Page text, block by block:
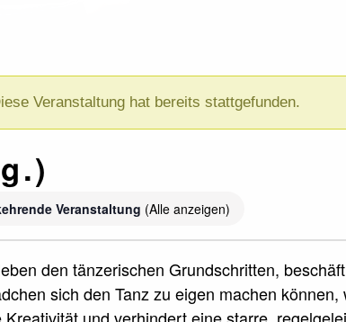
Veranstaltung hat bereits stattgefunden.
Veranstaltung (Alle anzeigen)
den tänzerischen Grundschritten,
sich den Tanz zu eigen machen
und verhindert eine starre,